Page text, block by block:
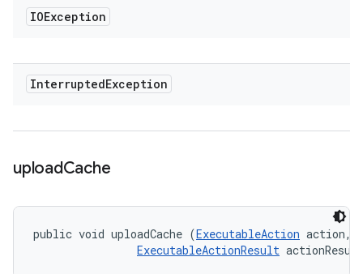
IOException
InterruptedException
uploadCache
public void uploadCache (ExecutableAction action,
ExecutableActionResult